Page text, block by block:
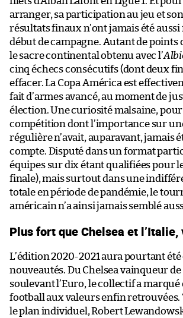
arranger, sa participation au jeu et
résultats finaux n’ont jamais été aussi
début de campagne. Autant de points
le sacre continental obtenu avec l’
cinq échecs consécutifs (dont deux
effacer. La Copa América est
fait d’armes avancé, au moment de
élection. Une curiosité malsaine,
compétition dont l’importance sur
régulière n’avait, auparavant, jamais
compte. Disputé dans un format
équipes sur dix étant qualifiées pour
finale), mais surtout dans une
totale en période de pandémie, le
américain n’a ainsi jamais semblé
Plus fort que Chelsea et
L’édition 2020-2021 aura pourtant
nouveautés. Du Chelsea vainqueur de
soulevant l’Euro, le collectif a marqué
football aux valeurs enfin retrouvées.
le plan individuel, Robert